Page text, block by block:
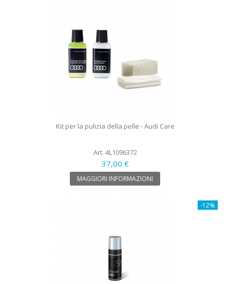
Kit per la pulizia della pelle - Audi Care
Art. 4L1096372
37,00 €
MAGGIORI INFORMAZIONI
-12%